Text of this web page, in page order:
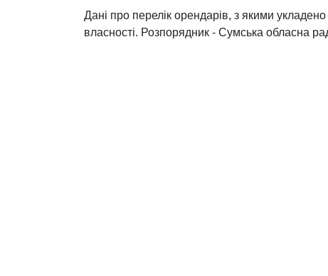
Дані про перелік орендарів, з якими
власності. Розпорядник - Сумська обласна